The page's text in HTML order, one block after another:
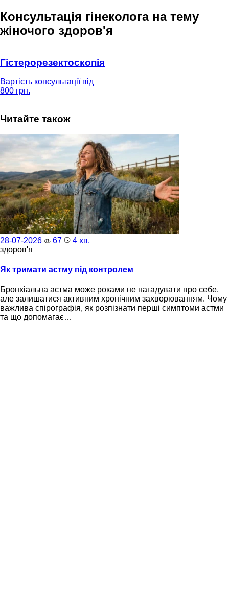
Консультація гінеколога на тему
жіночого здоров'я
Гістерорезектоскопія
Вартість консультації від
800 грн.
Читайте також
28-07-2026 67
4 хв.
здоров'я
Як тримати астму під контролем
Бронхіальна астма може роками не нагадувати про себе,
але залишатися активним хронічним захворюванням. Чому
важлива спірографія, як розпізнати перші симптоми астми
та що допомагає…